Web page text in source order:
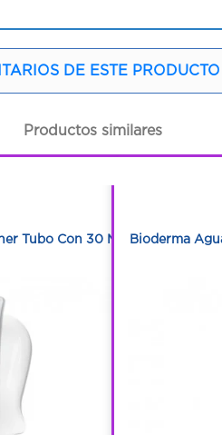
DE ESTE PRODUCTO
Productos similares
Tubo Con 30 Ml
Bioderma